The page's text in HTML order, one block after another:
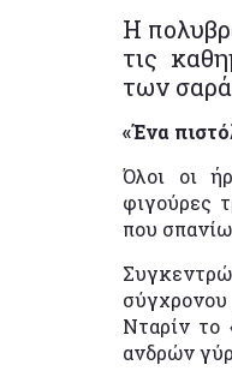
Η
τις
των
«Ένα
Όλοι οι
φιγούρες
που
Νταρίν το
ανδρών